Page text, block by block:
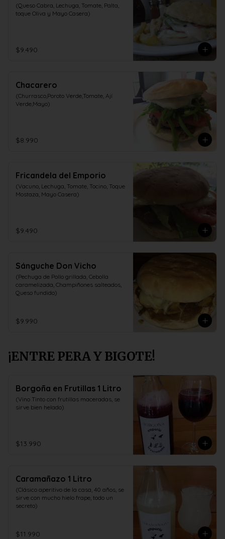
(Queso Cabra, Lechuga, Tomate, Palta,
toque Oliva y Mayo Casera)
$9.490
Chacarero
(Churrasco,Poroto Verde,Tomate, Ají
Verde,Mayo)
$8.990
Fricandela del Emporio
(Vacuno, Lechuga, Tomate, Tocino, Toque
Mostaza, Mayo Casera)
$9.490
Sánguche Don Vicho
(Pechuga de Pollo grillada, Cebolla
caramelizada, Champiñones salteados,
Queso fundido)
$9.990
¡ENTRE PERA Y BIGOTE!
Borgoña en Frutillas 1 Litro
(Vino Tinto con frutillas maceradas, se
sirve bien helado)
$13.990
Caramañazo 1 Litro
(Clásico aperitivo de la casa, 40 años, se
sirve con mucho hielo frape, todo un
secreto)
$11.990